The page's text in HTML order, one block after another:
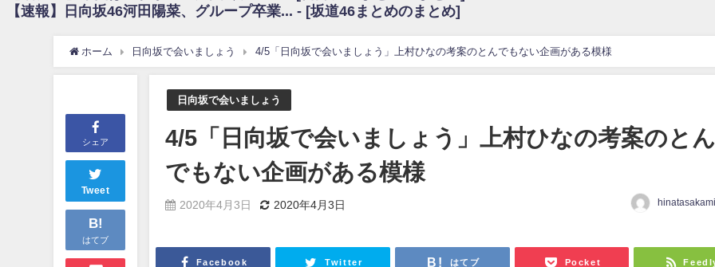
日向坂46まとめのまとめ / 【朗報】増田三莉音さんの生足wwwwwwwwwwww
日向坂46まとめのまとめ / 【日向坂46】五期生着ぐるみ生写真も！ 富田鈴花考案グッズ＆生写真5種が公開される
アイドル – ぷぅアンテナ / 「乃木坂46ののぎおび⊿」北野日奈子が生配信！【2022.3.22 17:15〜 SHOWROOM】
アイドル – ぷぅアンテナ / 2022年3月22日（火）のメディア情報
アイドル – ぷぅアンテナ / 【乃木坂46】井上和の『なぎおはぎ』って こんぺいとう×いちごみるく×マヨラー星人 と同じと考えてよろしいですか？
アイドル – ぷぅアンテナ / 【乃木坂46】日村勇紀 gif職人が切り抜いた名シーン.gif
ふぇどみ！ / 【悲報】呪術廻戦、視聴率5.1%
ふぇどみ！ / 【画像】スポ－ツキャスターお姉さん・ハメまくりだったｗｗｗｗｗｗｗｗｗｗｗｗ
ふぇどみ！ / 【悲報】母「裕福な過程が高学歴になるとか大嘘。教育に金をかけまくったうちの息子が団地住みの貧乏に学歴で負けた」
Powered by livedoor 相互RSS
【速報】日向坂46河田陽菜、グループ卒業... - [坂道46まとめのまとめ]
ホーム 日向坂で会いましょう 4/5「日向坂で会いましょう」上村ひなの考案のとんでもない企画がある模様
シェア
Tweet
B!
はてブ
日向坂で会いましょう
4/5「日向坂で会いましょう」上村ひなの考案のと
でもない企画がある模様
2020年4月3日 2020年4月3日
Facebook Twitter はてブ Pocket